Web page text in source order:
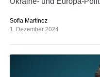
Sofia Martinez
1. Dezember 2024